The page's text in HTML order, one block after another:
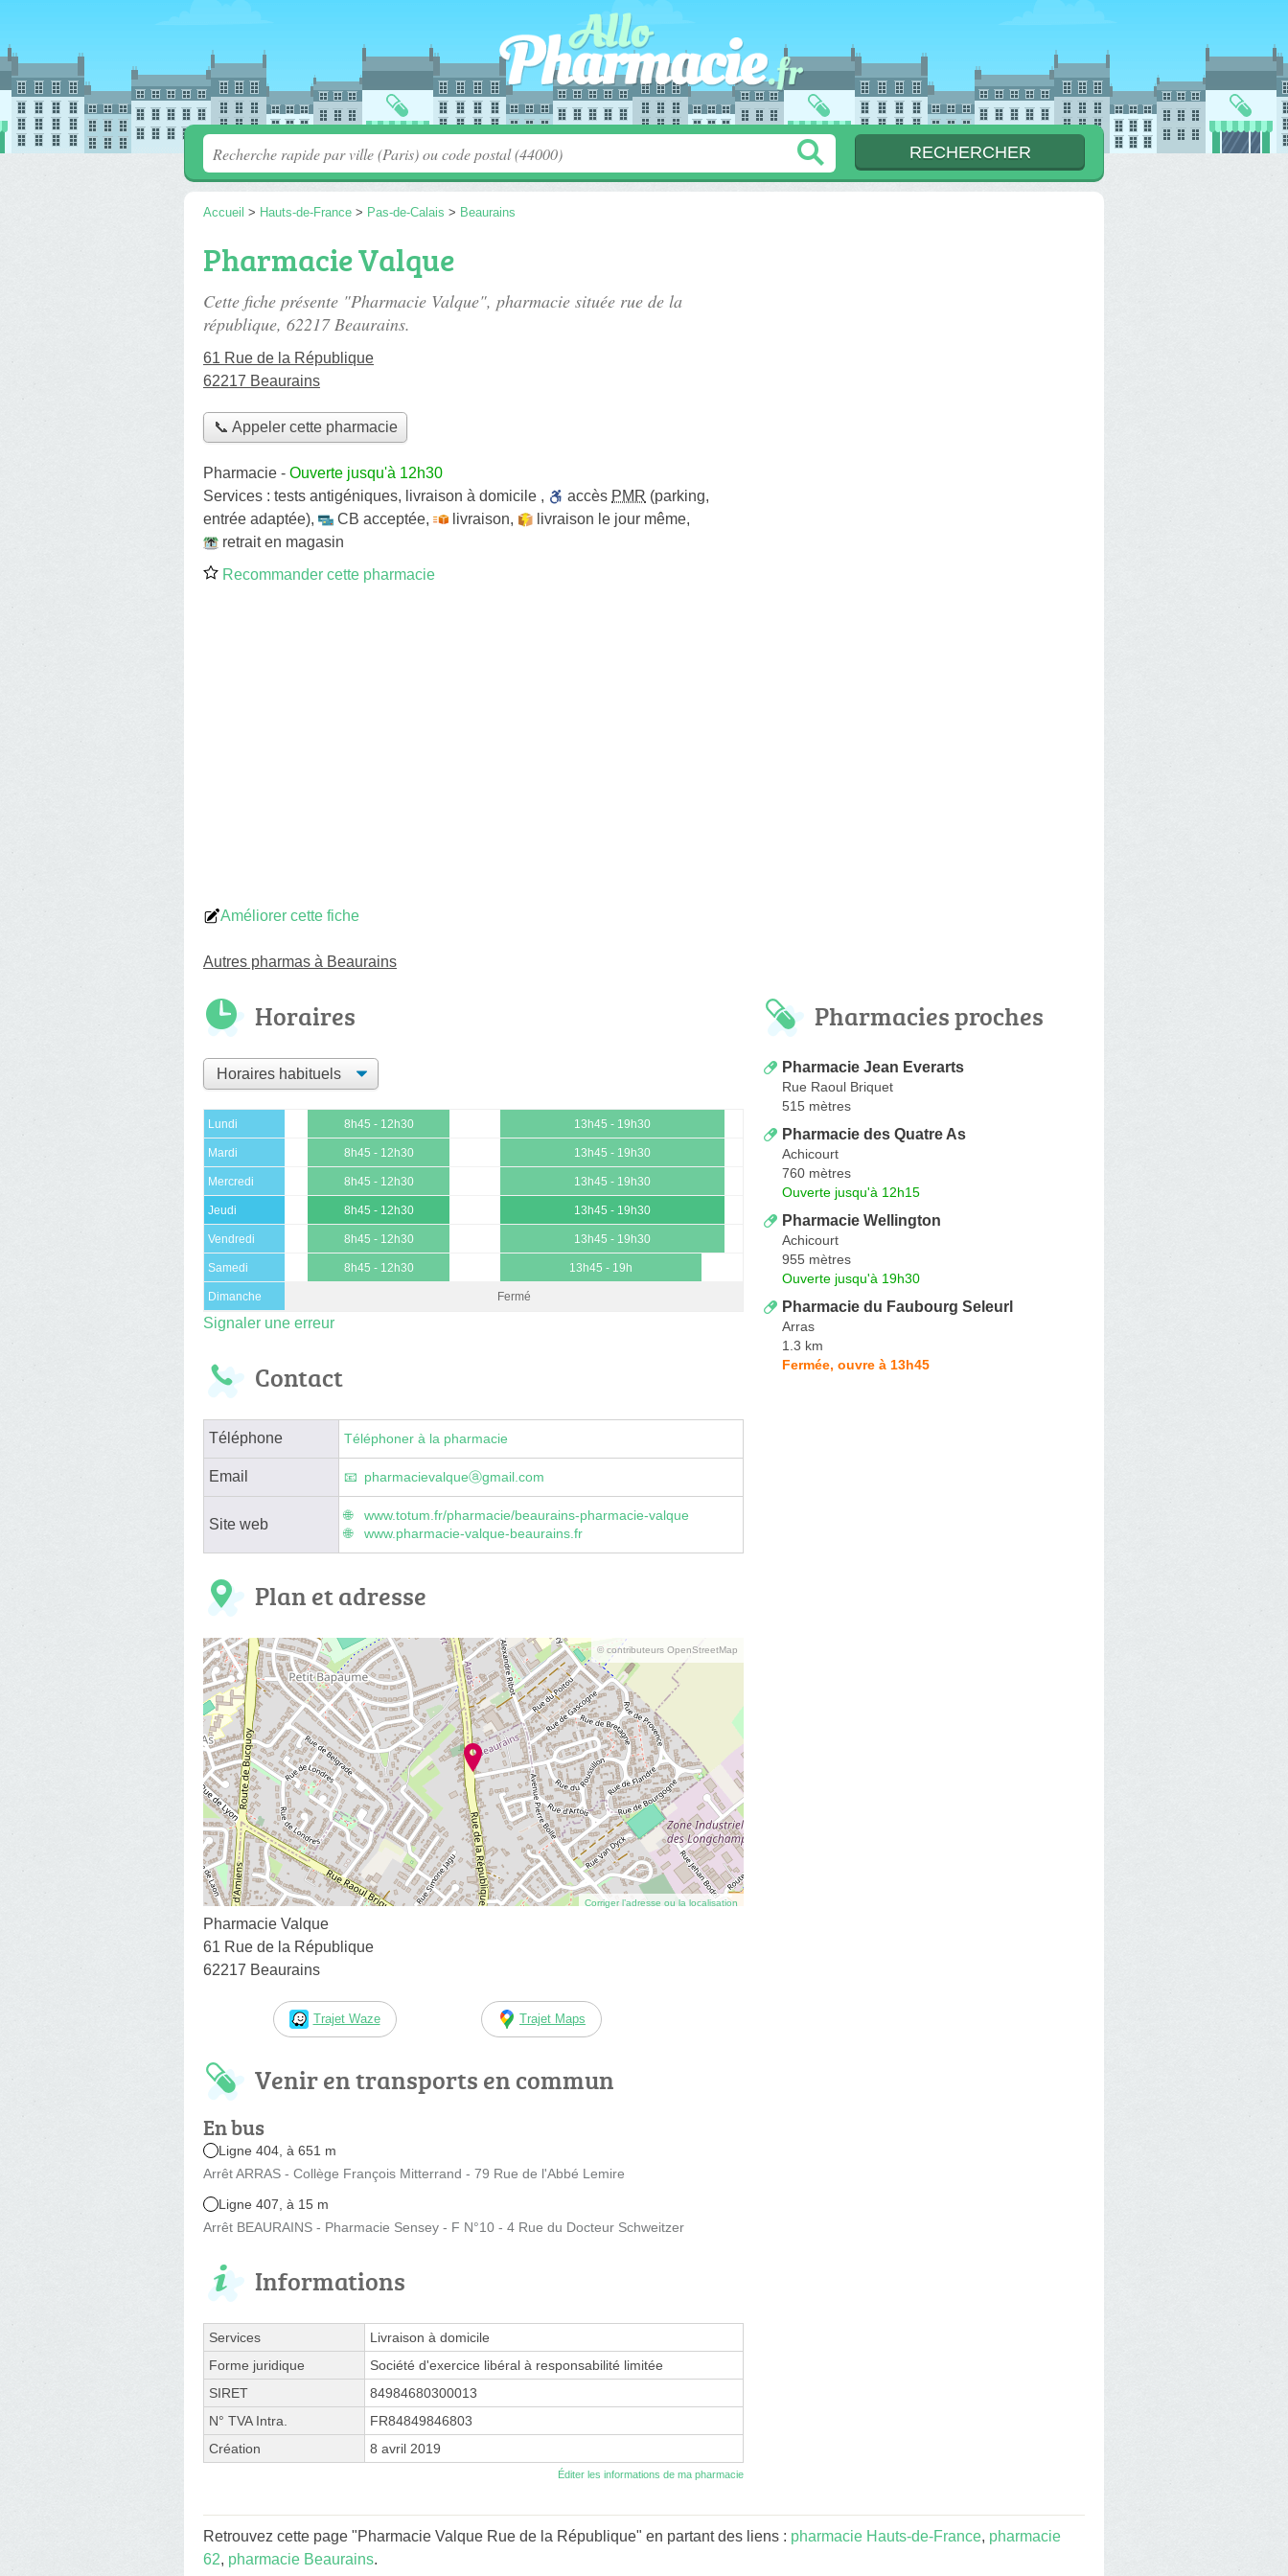
Accueil > Hauts-de-France > Pas-de-Calais > Beaurains
Pharmacie Valque
Cette fiche présente "Pharmacie Valque", pharmacie située rue de la
république, 62217 Beaurains.
61 Rue de la République
62217 Beaurains
📞 Appeler cette pharmacie
Pharmacie - Ouverte jusqu'à 12h30
Services : tests antigéniques, livraison à domicile , accès PMR (parking,
entrée adaptée), CB acceptée, livraison, livraison le jour même,
retrait en magasin
Recommander cette pharmacie
Améliorer cette fiche
Autres pharmas à Beaurains
Horaires
Lundi 8h45 - 12h30 13h45 - 19h30
Mardi 8h45 - 12h30 13h45 - 19h30
Mercredi 8h45 - 12h30 13h45 - 19h30
Jeudi 8h45 - 12h30 13h45 - 19h30
Vendredi 8h45 - 12h30 13h45 - 19h30
Samedi 8h45 - 12h30 13h45 - 19h
Dimanche Fermé
Signaler une erreur
Contact
Téléphone Téléphoner à la pharmacie
Email pharmacievalqueⓐgmail.com
Site web
www.totum.fr/pharmacie/beaurains-pharmacie-valque
www.pharmacie-valque-beaurains.fr
Plan et adresse
© contributeurs OpenStreetMap
Corriger l’adresse ou la localisation
Pharmacie Valque
61 Rue de la République
62217 Beaurains
Trajet Waze Trajet Maps
Venir en transports en commun
En bus
Ligne 404, à 651 m
Arrêt ARRAS - Collège François Mitterrand - 79 Rue de l'Abbé Lemire
Ligne 407, à 15 m
Arrêt BEAURAINS - Pharmacie Sensey - F N°10 - 4 Rue du Docteur Schweitzer
Informations
Services
Livraison à domicile
Forme juridique
Société d'exercice libéral à responsabilité limitée
SIRET
84984680300013
N° TVA Intra.
FR84849846803
Création
8 avril 2019
Éditer les informations de ma pharmacie
Pharmacies proches
Pharmacie Jean Everarts
Rue Raoul Briquet
515 mètres
Pharmacie des Quatre As
Achicourt
760 mètres
Ouverte jusqu'à 12h15
Pharmacie Wellington
Achicourt
955 mètres
Ouverte jusqu'à 19h30
Pharmacie du Faubourg Seleurl
Arras
1.3 km
Fermée, ouvre à 13h45
Retrouvez cette page "Pharmacie Valque Rue de la République" en partant des liens : pharmacie Hauts-de-France, pharmacie
62, pharmacie Beaurains.